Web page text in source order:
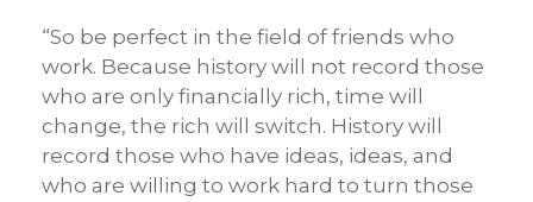
“So be perfect in the field of friends who
work. Because history will not record those
who are only financially rich, time will
change, the rich will switch. History will
record those who have ideas, ideas, and
who are willing to work hard to turn those